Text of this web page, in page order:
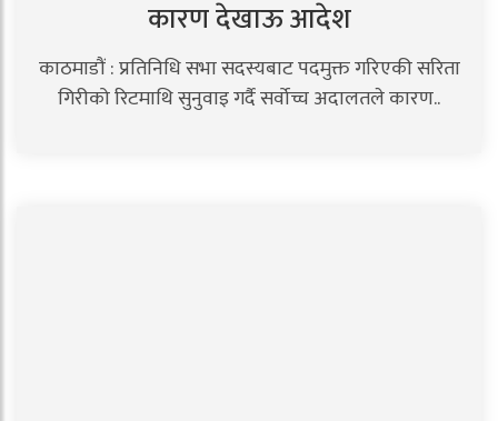
कारण देखाऊ आदेश
काठमाडौं : प्रतिनिधि सभा सदस्यबाट पदमुक्त गरिएकी सरिता
गिरीको रिटमाथि सुनुवाइ गर्दै सर्वोच्च अदालतले कारण..